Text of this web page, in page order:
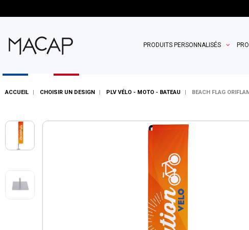
PRODUITS PERSONNALISÉS
ACCUEIL CHOISIR UN DESIGN PLV VÉLO - MOTO - BATEAU BEACH FLAG